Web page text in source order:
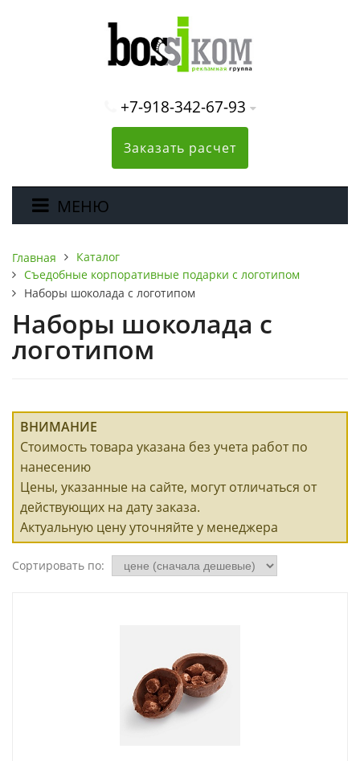
+7-918-342-67-93
Заказать расчет
МЕНЮ
Главная
Каталог
Съедобные корпоративные подарки с логотипом
Наборы шоколада с логотипом
Наборы шоколада с
логотипом
ВНИМАНИЕ
Стоимость товара указана без учета работ по
нанесению
Цены, указанные на сайте, могут отличаться от
действующих на дату заказа.
Актуальную цену уточняйте у менеджера
Сортировать по: